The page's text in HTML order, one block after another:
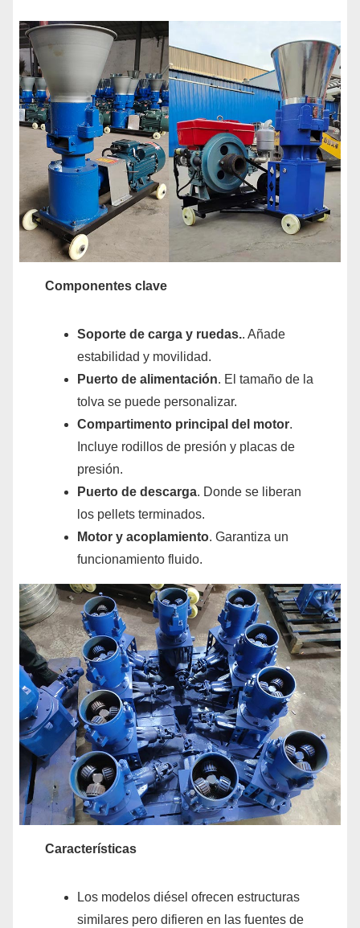
Componentes clave
Soporte de carga y ruedas.. Añade
estabilidad y movilidad.
Puerto de alimentación. El tamaño de la
tolva se puede personalizar.
Compartimento principal del motor.
Incluye rodillos de presión y placas de
presión.
Puerto de descarga. Donde se liberan
los pellets terminados.
Motor y acoplamiento. Garantiza un
funcionamiento fluido.
Características
Los modelos diésel ofrecen estructuras
similares pero difieren en las fuentes de